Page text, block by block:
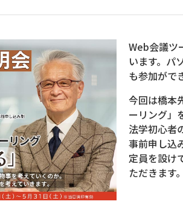
Web会議ツ
います。パ
も参加がで
今回は橋本
ーリング」
法学初心者
事前申し込
定員を設け
ただきます。